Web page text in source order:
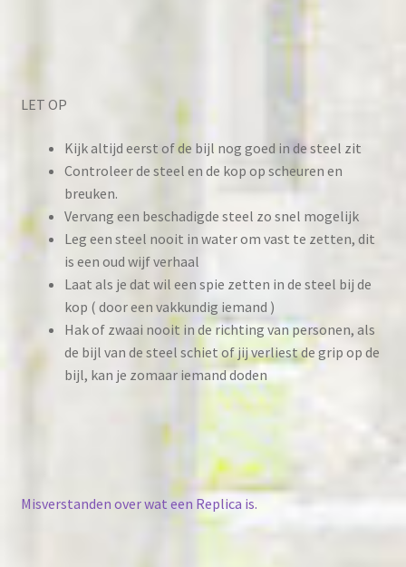
LET OP
Kijk altijd eerst of de bijl nog goed in de steel zit
Controleer de steel en de kop op scheuren en
breuken.
Vervang een beschadigde steel zo snel mogelijk
Leg een steel nooit in water om vast te zetten, dit
is een oud wijf verhaal
Laat als je dat wil een spie zetten in de steel bij de
kop ( door een vakkundig iemand )
Hak of zwaai nooit in de richting van personen, als
de bijl van de steel schiet of jij verliest de grip op de
bijl, kan je zomaar iemand doden
Misverstanden over wat een Replica is.